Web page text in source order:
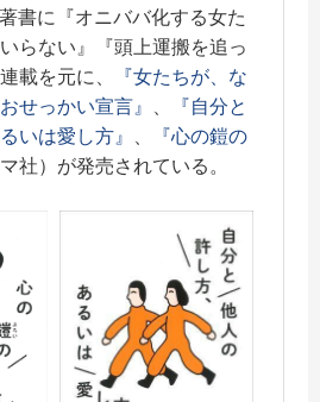
書に『オニババ化する女た
らない』『頭上運搬を追っ
載を元に、
『女たちが、な
せっかい宣言』 、
『自分と
いは愛し方』 、
『心の鎧の
マ社）が発売されている。